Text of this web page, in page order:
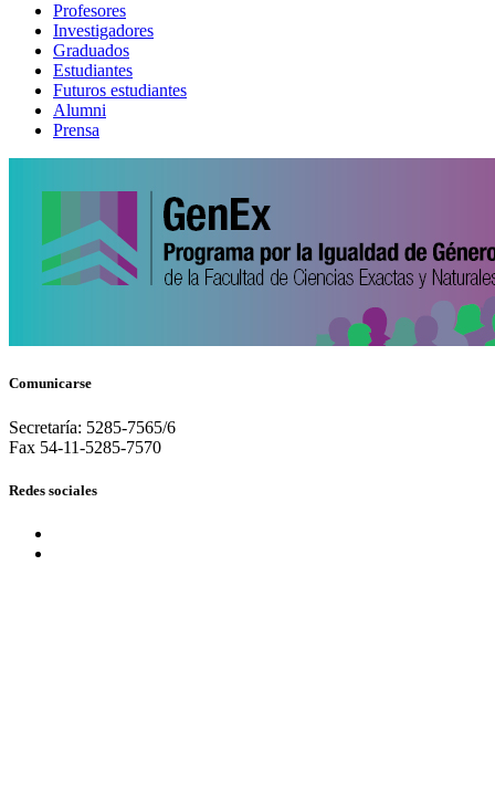
Profesores
Investigadores
Graduados
Estudiantes
Futuros estudiantes
Alumni
Prensa
Comunicarse
Secretaría: 5285-7565/6
Fax 54-11-5285-7570
Redes sociales